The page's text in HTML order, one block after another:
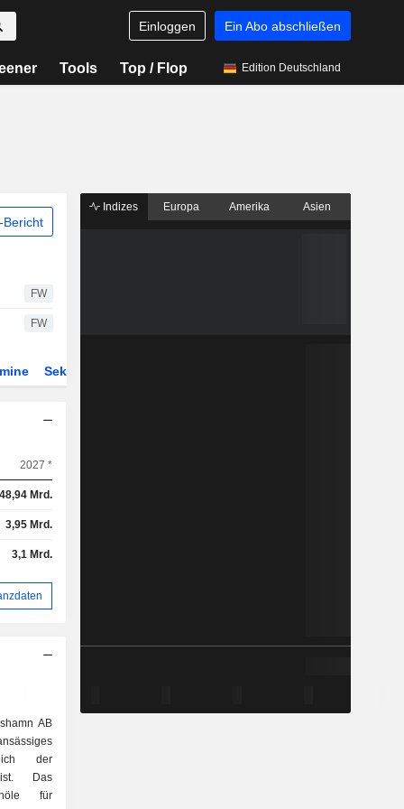
Einloggen Ein Abo abschließen
Tools Top / Flop Edition Deutschland
Bericht
FW
FW
Sektor
2027 *
48,94 Mrd.
3,95 Mrd.
3,1 Mrd.
AB
der
ist. Das
für
Indizes Europa Amerika Asien